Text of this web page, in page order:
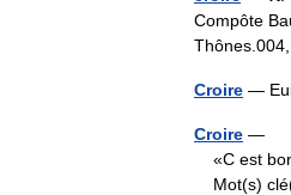
Compôte
Croire —
Croire —
«C est
Mot(s)